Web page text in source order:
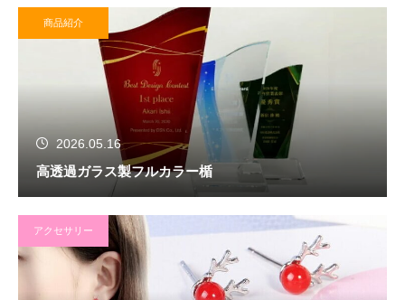
商品紹介
2026.05.16
高透過ガラス製フルカラー楯
アクセサリー